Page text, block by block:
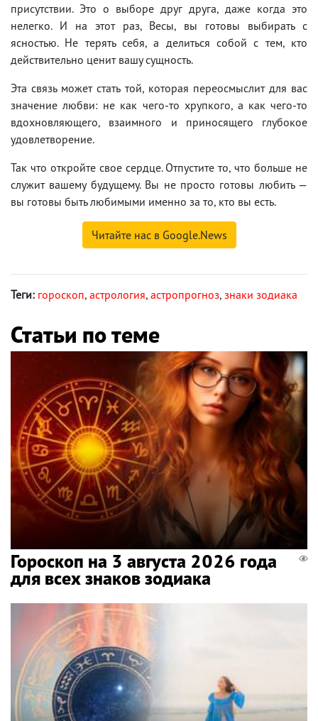
присутствии. Это о выборе друг друга, даже когда это
нелегко. И на этот раз, Весы, вы готовы выбирать с
ясностью. Не терять себя, а делиться собой с тем, кто
действительно ценит вашу сущность.
Эта связь может стать той, которая переосмыслит для вас
значение любви: не как чего-то хрупкого, а как чего-то
вдохновляющего, взаимного и приносящего глубокое
удовлетворение.
Так что откройте свое сердце. Отпустите то, что больше не
служит вашему будущему. Вы не просто готовы любить —
вы готовы быть любимыми именно за то, кто вы есть.
Читайте нас в Google.News
Теги: гороскоп, астрология, астропрогноз, знаки зодиака
Статьи по теме
Гороскоп на 3 августа 2026 года
для всех знаков зодиака